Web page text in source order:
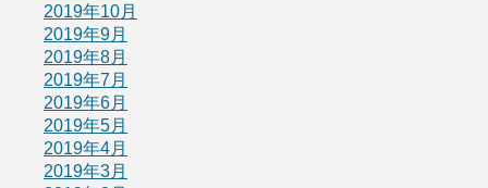
2019年10月
2019年9月
2019年8月
2019年7月
2019年6月
2019年5月
2019年4月
2019年3月